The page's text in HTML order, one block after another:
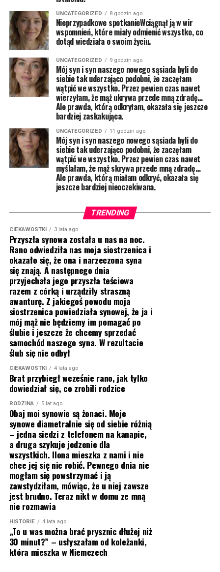
UNCATEGORIZED 8 godzin ago
Nieprzypadkowe spotkanieWciągnął ją w wir
wspomnień, które miały odmienić wszystko, co
dotąd wiedziała o swoim życiu.
UNCATEGORIZED 9 godzin ago
Mój syn i syn naszego nowego sąsiada byli do
siebie tak uderzająco podobni, że zaczęłam
wątpić we wszystko. Przez pewien czas nawet
wierzyłam, że mąż ukrywa przede mną zdradę…
Ale prawda, którą odkryłam, okazała się jeszcze
bardziej zaskakująca.
UNCATEGORIZED 11 godzin ago
Mój syn i syn naszego nowego sąsiada byli do
siebie tak uderzająco podobni, że zaczęłam
wątpić we wszystko. Przez pewien czas nawet
myślałam, że mąż skrywa przede mną zdradę…
Ale prawda, którą miałam odkryć, okazała się
jeszcze bardziej nieoczekiwana.
TRENDING
CIEKAWOSTKI 3 lata ago
Przyszła synowa została u nas na noc.
Rano odwiedziła nas moja siostrzenica i
okazało się, że ona i narzeczona syna
się znają. A następnego dnia
przyjechała jego przyszła teściowa
razem z córką i urządziły straszną
awanturę. Z jakiegoś powodu moja
siostrzenica powiedziała synowej, że ja i
mój mąż nie będziemy im pomagać po
ślubie i jeszcze że chcemy sprzedać
samochód naszego syna. W rezultacie
ślub się nie odbył
CIEKAWOSTKI 4 lata ago
Brat przybiegł wcześnie rano, jak tylko
dowiedział się, co zrobili rodzice
RODZINA 5 lat ago
Obaj moi synowie są żonaci. Moje
synowe diametralnie się od siebie różnią
– jedna siedzi z telefonem na kanapie,
a druga szykuje jedzenie dla
wszystkich. Ilona mieszka z nami i nie
chce jej się nic robić. Pewnego dnia nie
mogłam się powstrzymać i ją
zawstydziłam, mówiąc, że u niej zawsze
jest brudno. Teraz nikt w domu ze mną
nie rozmawia
HISTORIE 4 lata ago
„To u was można brać prysznic dłużej niż
30 minut?” – usłyszałam od koleżanki,
która mieszka w Niemczech